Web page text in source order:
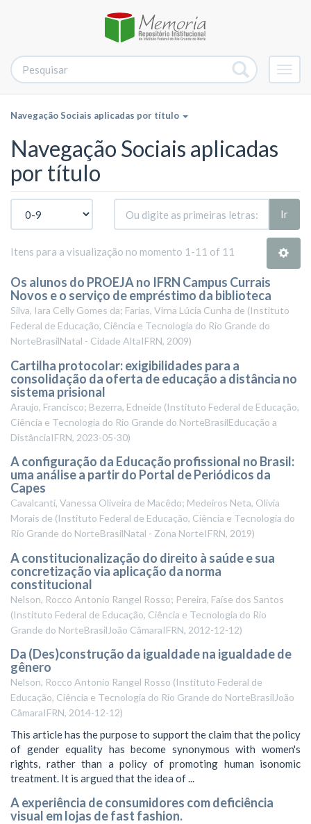
Navegação Sociais aplicadas por título
Navegação Sociais aplicadas
por título
Ir
Itens para a visualização no momento 1-11 of 11
Os alunos do PROEJA no IFRN Campus Currais
Novos e o serviço de empréstimo da biblioteca
Silva, Iara Celly Gomes da; Farias, Virna Lúcia Cunha de (Instituto
Federal de Educação, Ciência e Tecnologia do Rio Grande do
NorteBrasilNatal - Cidade AltaIFRN, 2009)
Cartilha protocolar: exigibilidades para a
consolidação da oferta de educação a distância no
sistema prisional
Araujo, Francisco; Bezerra, Edneide (Instituto Federal de Educação,
Ciência e Tecnologia do Rio Grande do NorteBrasilEducação a
DistânciaIFRN, 2023-05-30)
A configuração da Educação profissional no Brasil:
uma análise a partir do Portal de Periódicos da
Capes
Cavalcanti, Vanessa Oliveira de Macêdo; Medeiros Neta, Olivia
Morais de (Instituto Federal de Educação, Ciência e Tecnologia do
Rio Grande do NorteBrasilNatal - Zona NorteIFRN, 2019)
A constitucionalização do direito à saúde e sua
concretização via aplicação da norma
constitucional
Nelson, Rocco Antonio Rangel Rosso; Pereira, Faíse dos Santos
(Instituto Federal de Educação, Ciência e Tecnologia do Rio
Grande do NorteBrasilJoão CâmaraIFRN, 2012-12-12)
Da (Des)construção da igualdade na igualdade de
gênero
Nelson, Rocco Antonio Rangel Rosso (Instituto Federal de
Educação, Ciência e Tecnologia do Rio Grande do NorteBrasilJoão
CâmaraIFRN, 2014-12-12)
This article has the purpose to support the claim that the policy
of gender equality has become synonymous with women's
rights, rather than a policy of promoting human isonomic
treatment. It is argued that the idea of ...
A experiência de consumidores com deficiência
visual em lojas de fast fashion.